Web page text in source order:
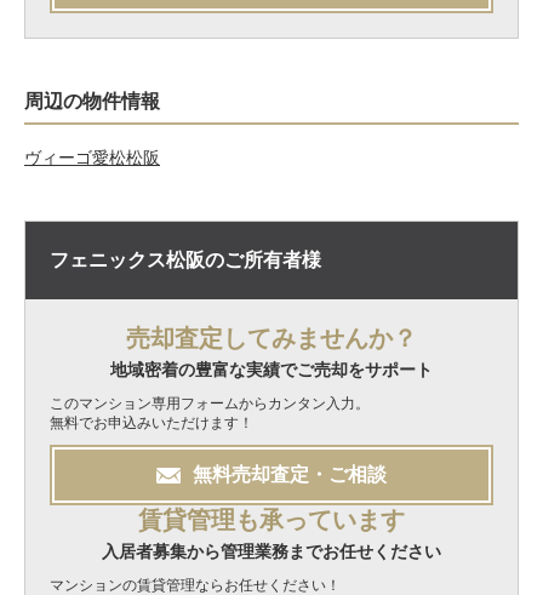
周辺の物件情報
ヴィーゴ愛松松阪
フェニックス松阪のご所有者様
売却査定してみませんか？
地域密着の豊富な実績でご売却をサポート
このマンション専用フォームからカンタン入力。
無料でお申込みいただけます！
無料売却査定・ご相談
賃貸管理も承っています
入居者募集から管理業務までお任せください
マンションの賃貸管理ならお任せください！